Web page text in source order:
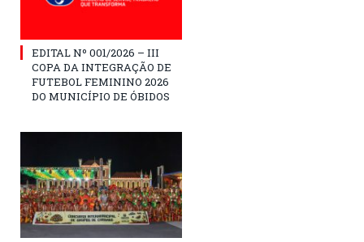
EDITAL Nº 001/2026 – III
COPA DA INTEGRAÇÃO DE
FUTEBOL FEMININO 2026
DO MUNICÍPIO DE ÓBIDOS